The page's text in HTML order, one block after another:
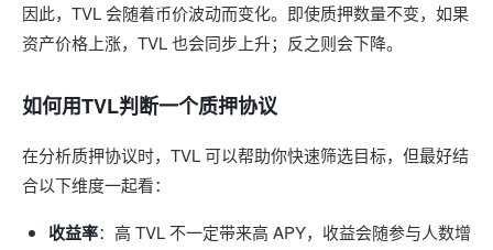
因此，TVL 会随着币价波动而变化。即使质押数量不变，如果
资产价格上涨，TVL 也会同步上升；反之则会下降。
如何用TVL判断一个质押协议
在分析质押协议时，TVL 可以帮助你快速筛选目标，但最好结
合以下维度一起看：
收益率：高 TVL 不一定带来高 APY，收益会随参与人数增